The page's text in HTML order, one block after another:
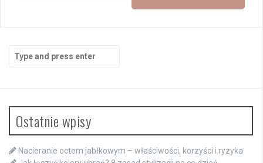
for:
Ostatnie wpisy
Nacieranie octem jabłkowym – właściwości, korzyści i ryzyka